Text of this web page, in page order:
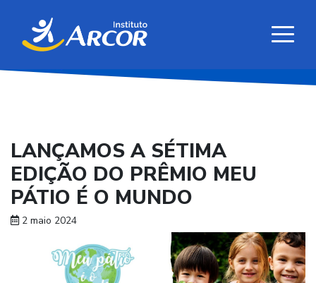
LANÇAMOS A SÉTIMA
EDIÇÃO DO PRÊMIO MEU
PÁTIO É O MUNDO
2 maio 2024